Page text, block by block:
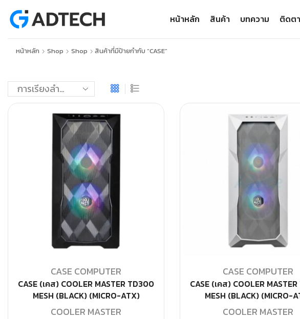
หน้าหลัก สินค้า บทความ ติดต
หน้าหลัก Shop Shop สินค้าที่มีป้ายกำกับ “CASE”
CASE COMPUTER
CASE (เคส) COOLER MASTER TD300
MESH (BLACK) (MICRO-ATX)
COOLER MASTER
CASE COMPUTER
CASE (เคส) COOLER
MESH (BLACK) (MICRO-
COOLER MASTER